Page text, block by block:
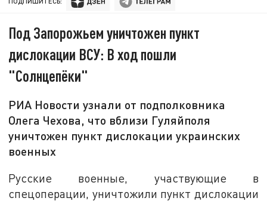
Под Запорожьем уничтожен пункт
дислокации ВСУ: В ход пошли
"Солнцепёки"
РИА Новости узнали от подполковника
Олега Чехова, что вблизи Гуляйполя
уничтожен пункт дислокации украинских
военных
Русские военные, участвующие в
спецоперации, уничтожили пункт дислокации